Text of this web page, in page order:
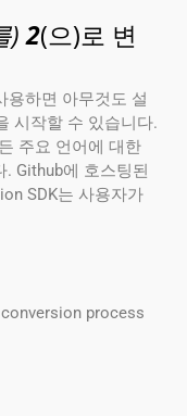
)2(으)로 변
용하면 아무것도 설
시작할 수 있습니다.
주요 언어에 대한
Github에 호스팅된
SDK는 사용자가
process